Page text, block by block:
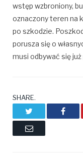
wstęp wzbroniony,
oznaczony teren na
po szkodzie.
porusza się o
musi odbywać się już
SHARE.
Twitter
Email